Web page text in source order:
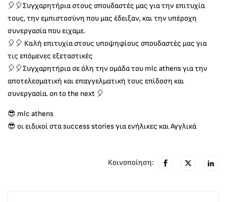
🎈 🎈Συγχαρητήρια στους σπουδαστές μας για την επιτυχία
τους, την εμπιστοσύνη που μας έδειξαν, και την υπέροχη
συνεργασία που ειχαμε.
🎈 🎈 Καλή επιτυχία στους υποψηφίους σπουδαστές μας για
τις επόμενες εξεταστικές
🎈 🎈Συγχαρητήρια σε όλη την ομάδα του mlc athens για την
αποτελεσματική και επαγγελματική τους επίδοση και
συνεργασία. on to the next 🎈
😎 mlc athens
😎 οι ειδικοί στα success stories για ενήλικες και Αγγλικά
Κοινοποίηση: